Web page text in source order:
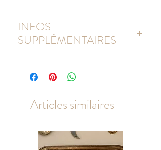
INFOS
SUPPLÉMENTAIRES
100% coton.
Longueur des anses: 35 cm.
Articles similaires